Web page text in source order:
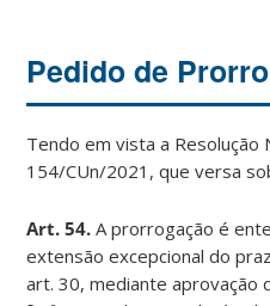
Pedido de
Tendo em vista a Resolução
154/CUn/2021, que versa
Art. 54.A prorrogação é
extensão excepcional do
art. 30, mediante aprovação